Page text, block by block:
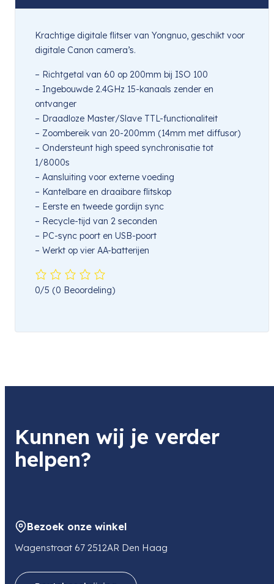
Krachtige digitale flitser van Yongnuo, geschikt voor
digitale Canon camera’s.
– Richtgetal van 60 op 200mm bij ISO 100
– Ingebouwde 2.4GHz 15-kanaals zender en
ontvanger
– Draadloze Master/Slave TTL-functionaliteit
– Zoombereik van 20-200mm (14mm met diffusor)
– Ondersteunt high speed synchronisatie tot
1/8000s
– Aansluiting voor externe voeding
– Kantelbare en draaibare flitskop
– Eerste en tweede gordijn sync
– Recycle-tijd van 2 seconden
– PC-sync poort en USB-poort
– Werkt op vier AA-batterijen
0/5 (0 Beoordeling)
Kunnen wij je verder
helpen?
Bezoek onze winkel
Wagenstraat 67 2512AR Den Haag